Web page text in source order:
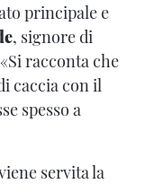
principale e
, signore di
racconta che
caccia con il
spesso a
servita la